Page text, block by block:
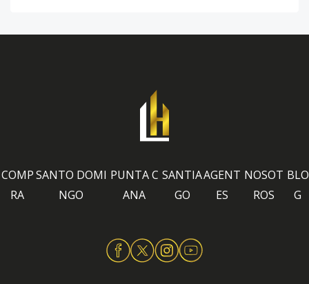
COMP
RA
SANTO DOMI
NGO
PUNTA C
ANA
SANTIA
GO
AGENT
ES
NOSOT
ROS
BLO
G